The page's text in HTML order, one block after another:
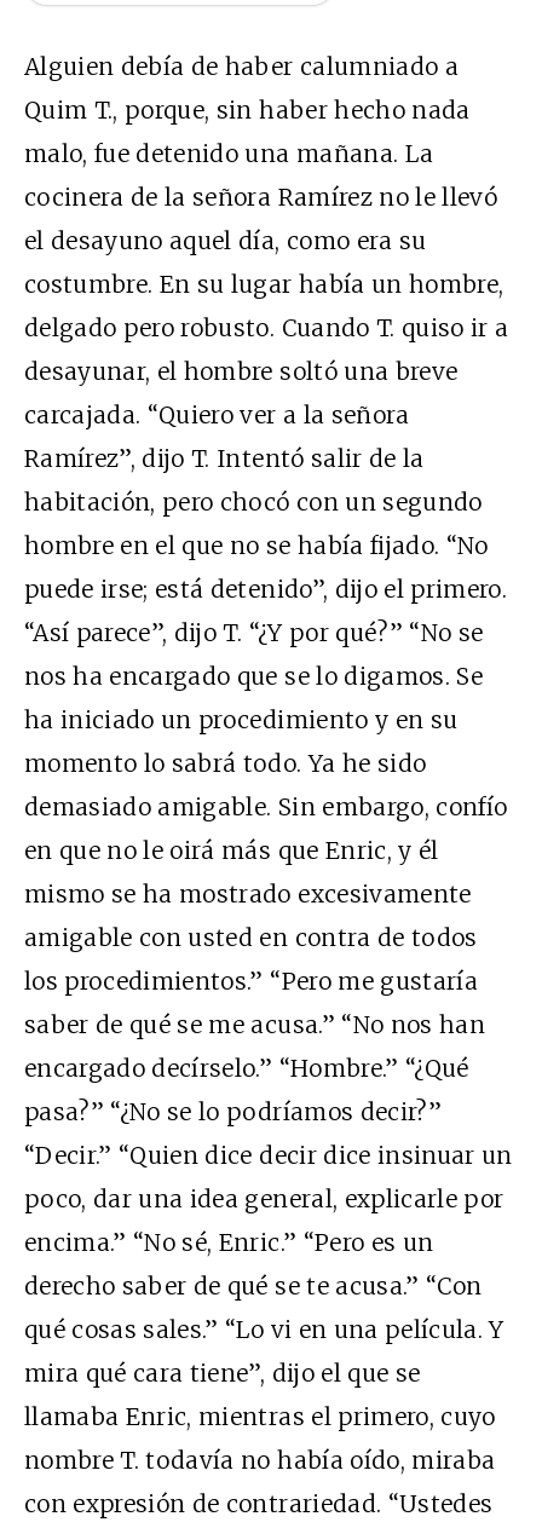
Alguien debía de haber calumniado a
Quim T., porque, sin haber hecho nada
malo, fue detenido una mañana. La
cocinera de la señora Ramírez no le llevó
el desayuno aquel día, como era su
costumbre. En su lugar había un hombre,
delgado pero robusto. Cuando T. quiso ir a
desayunar, el hombre soltó una breve
carcajada. “Quiero ver a la señora
Ramírez”, dijo T. Intentó salir de la
habitación, pero chocó con un segundo
hombre en el que no se había fijado. “No
puede irse; está detenido”, dijo el primero.
“Así parece”, dijo T. “¿Y por qué?” “No se
nos ha encargado que se lo digamos. Se
ha iniciado un procedimiento y en su
momento lo sabrá todo. Ya he sido
demasiado amigable. Sin embargo, confío
en que no le oirá más que Enric, y él
mismo se ha mostrado excesivamente
amigable con usted en contra de todos
los procedimientos.” “Pero me gustaría
saber de qué se me acusa.” “No nos han
encargado decírselo.” “Hombre.” “¿Qué
pasa?” “¿No se lo podríamos decir?”
“Decir.” “Quien dice decir dice insinuar un
poco, dar una idea general, explicarle por
encima.” “No sé, Enric.” “Pero es un
derecho saber de qué se te acusa.” “Con
qué cosas sales.” “Lo vi en una película. Y
mira qué cara tiene”, dijo el que se
llamaba Enric, mientras el primero, cuyo
nombre T. todavía no había oído, miraba
con expresión de contrariedad. “Ustedes